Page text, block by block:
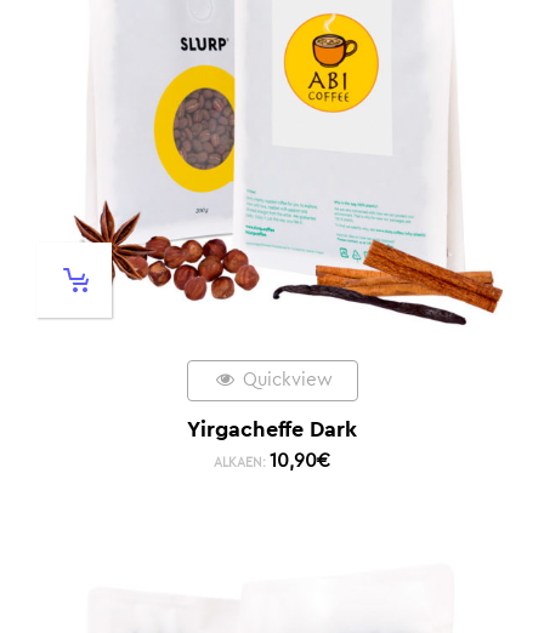
Quickview
Yirgacheffe Dark
ALKAEN: 10,90€